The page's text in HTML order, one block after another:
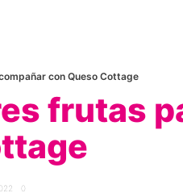
con Queso Cottage
frutas
0